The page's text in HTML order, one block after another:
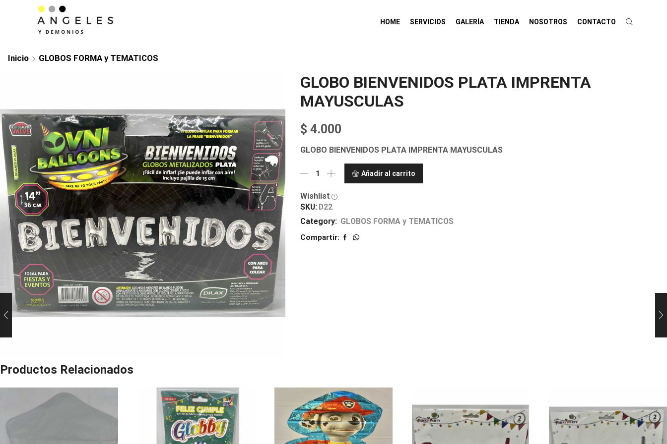
HOME SERVICIOS GALERÍA TIENDA NOSOTROS CONTACTO
Inicio GLOBOS FORMA y TEMATICOS
GLOBO BIENVENIDOS PLATA IMPRENTA
MAYUSCULAS
$ 4.000
GLOBO BIENVENIDOS PLATA IMPRENTA MAYUSCULAS
Añadir al carrito
Wishlist
SKU: D22
Category: GLOBOS FORMA y TEMATICOS
Compartir:
Productos Relacionados